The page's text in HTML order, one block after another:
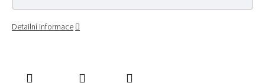
Detailní informace